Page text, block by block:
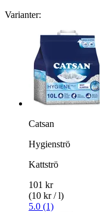
Varianter:
Catsan
Hygienströ
Kattströ
101 kr
(10 kr / l)
5.0 (1)